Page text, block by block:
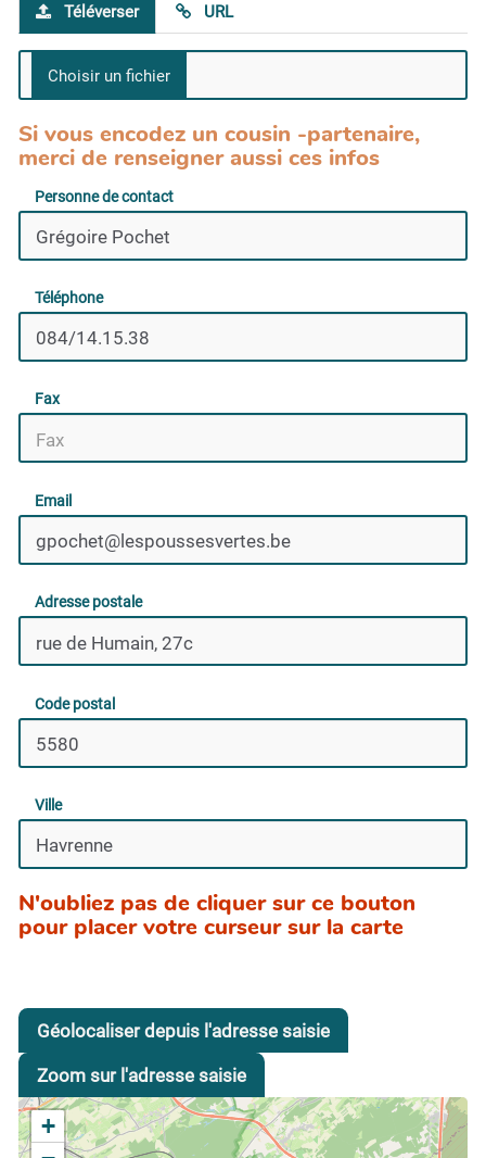
Téléverser URL
Si vous encodez un cousin -partenaire,
merci de renseigner aussi ces infos
Personne de contact
Téléphone
Fax
Email
Adresse postale
Code postal
Ville
N'oubliez pas de cliquer sur ce bouton
pour placer votre curseur sur la carte
Géolocaliser depuis l'adresse saisie
Zoom sur l'adresse saisie
+